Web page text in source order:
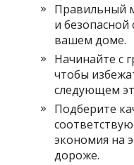
Правильный
и
вашем доме.
Начинайте с
чтобы
следующем
Подберите
экономия на
дороже.